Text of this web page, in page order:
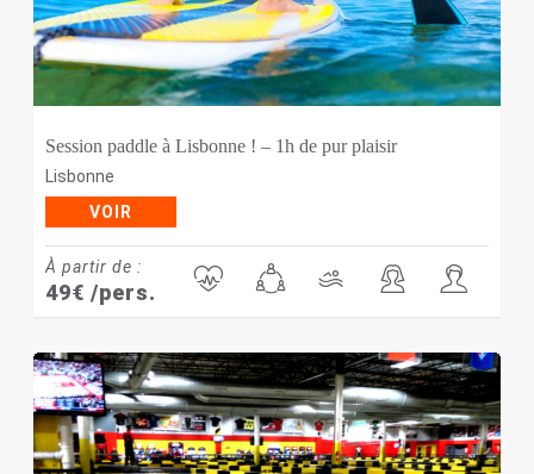
Session paddle à Lisbonne ! – 1h de pur plaisir
Lisbonne
VOIR
À partir de :
49€ /pers.